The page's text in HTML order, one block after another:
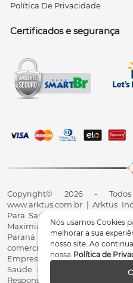
Nós usamos Cookies
melhorar a sua
nosso site. Ao
nossa Política de
Política De Privacidade
Certificados e segurança
Copyright© 2026 -
www.arktus.com.br | Arktus
Para Saúde Ltda | CNPJ:
Maximiano, 107, Parque
Paraná - CEP 85825-900 -
comercial@arktus.com.br |
Empresa - AFE/ANVISA -
Saúde (Correlatos): 8.02.844-5
Responsável Técnico Dr. Alex